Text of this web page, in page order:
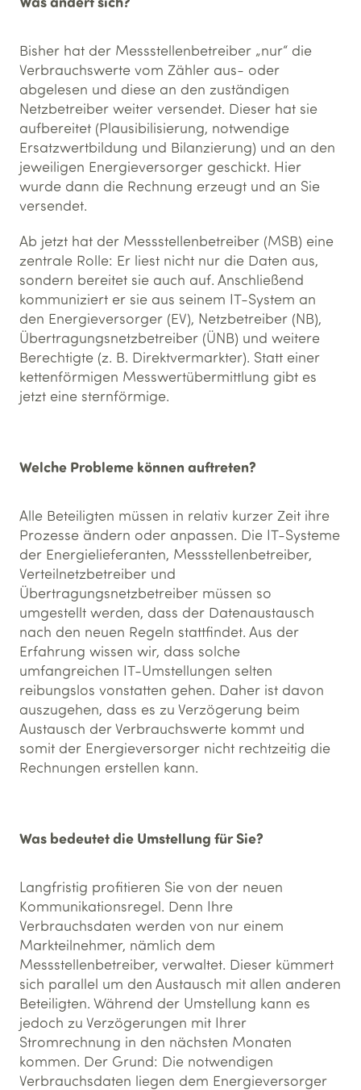
Bisher hat der Messstellenbetreiber „nur“ die
Verbrauchswerte vom Zähler aus- oder
abgelesen und diese an den zuständigen
Netzbetreiber weiter versendet. Dieser hat sie
aufbereitet (Plausibilisierung, notwendige
Ersatzwertbildung und Bilanzierung) und an den
jeweiligen Energieversorger geschickt. Hier
wurde dann die Rechnung erzeugt und an Sie
versendet.
Ab jetzt hat der Messstellenbetreiber (MSB) eine
zentrale Rolle: Er liest nicht nur die Daten aus,
sondern bereitet sie auch auf. Anschließend
kommuniziert er sie aus seinem IT-System an
den Energieversorger (EV), Netzbetreiber (NB),
Übertragungsnetzbetreiber (ÜNB) und weitere
Berechtigte (z. B. Direktvermarkter). Statt einer
kettenförmigen Messwertübermittlung gibt es
jetzt eine sternförmige.
Welche Probleme können auftreten?
Alle Beteiligten müssen in relativ kurzer Zeit ihre
Prozesse ändern oder anpassen. Die IT-Systeme
der Energielieferanten, Messstellenbetreiber,
Verteilnetzbetreiber und
Übertragungsnetzbetreiber müssen so
umgestellt werden, dass der Datenaustausch
nach den neuen Regeln stattfindet. Aus der
Erfahrung wissen wir, dass solche
umfangreichen IT-Umstellungen selten
reibungslos vonstatten gehen. Daher ist davon
auszugehen, dass es zu Verzögerung beim
Austausch der Verbrauchswerte kommt und
somit der Energieversorger nicht rechtzeitig die
Rechnungen erstellen kann.
Was bedeutet die Umstellung für Sie?
Langfristig profitieren Sie von der neuen
Kommunikationsregel. Denn Ihre
Verbrauchsdaten werden von nur einem
Markteilnehmer, nämlich dem
Messstellenbetreiber, verwaltet. Dieser kümmert
sich parallel um den Austausch mit allen anderen
Beteiligten. Während der Umstellung kann es
jedoch zu Verzögerungen mit Ihrer
Stromrechnung in den nächsten Monaten
kommen. Der Grund: Die notwendigen
Verbrauchsdaten liegen dem Energieversorger